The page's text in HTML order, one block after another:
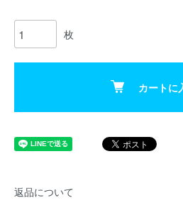
枚
カートに
返品について